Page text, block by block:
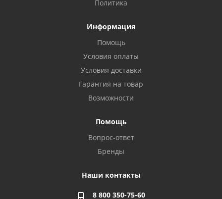
Политика
Информация
Помощь
Условия оплаты
Условия доставки
Гарантия на товар
Возможности
Помощь
Вопрос-ответ
Бренды
Наши контакты
8 800 350-75-60